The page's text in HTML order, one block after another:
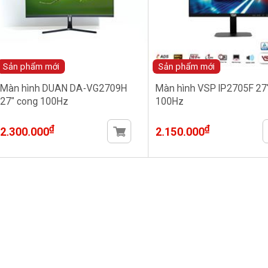
Sản phẩm mới
Màn hình DUAN DA-VG2709H
27" cong 100Hz
2.300.000₫
Sản phẩm mới
Màn hình VSP IP2705F
100Hz
2.150.000₫